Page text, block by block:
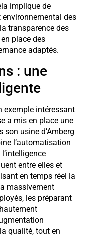
implique de
environnemental des
transparence des
place des
adaptés.
: une
exemple intéressant
a mis en place une
son usine d’Amberg
l’automatisation
entre elles et
en temps réel la
massivement
les préparant
qualité, tout en